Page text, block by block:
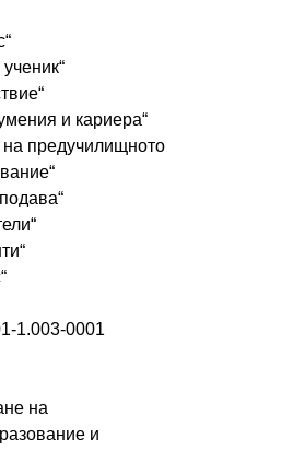
и кариера“
предучилищното
1.003-0001
на
и